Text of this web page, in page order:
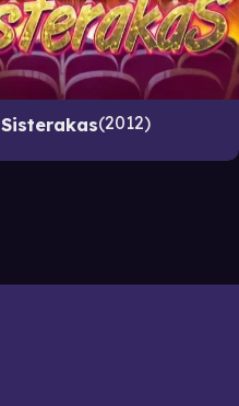
Sisterakas 2012